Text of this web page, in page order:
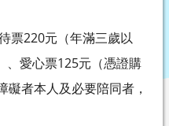
票220元（年滿三歲以
、愛心票125元（憑證購
者本人及必要陪同者，